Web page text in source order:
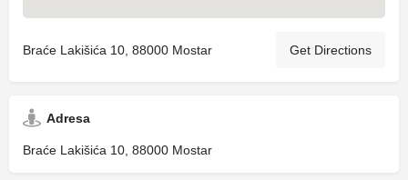
Braće Lakišića 10, 88000 Mostar Get Directions
Adresa
Braće Lakišića 10, 88000 Mostar